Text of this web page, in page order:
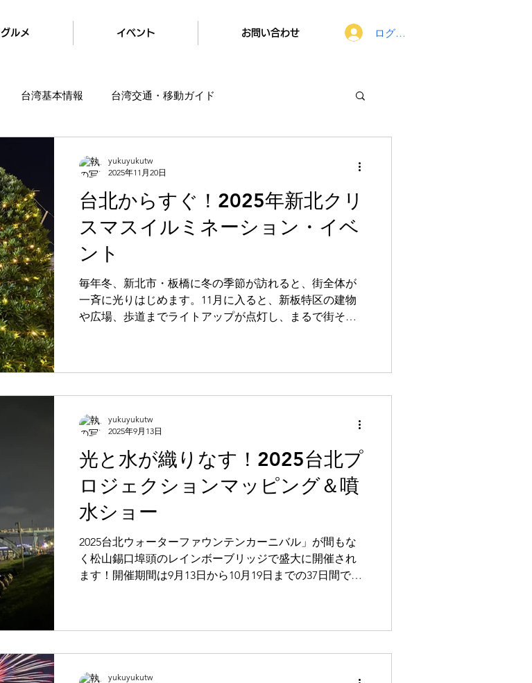
グルメ イベント お問い合わせ ログイン
台湾基本情報 台湾交通・移動ガイド
台北からすぐ！2025年新北クリ
スマスイルミネーション・イベ
ント
毎年冬、新北市・板橋に冬の季節が訪れると、街全体が
一斉に光りはじめます。11月に入ると、新板特区の建物
や広場、歩道までライトアップが点灯し、まるで街その
yukuyukutw
2025年11月20日
光と水が織りなす！2025台北プ
ロジェクションマッピング＆噴
水ショー
2025台北ウォーターファウンテンカーニバル」が間もな
く松山錫口埠頭のレインボーブリッジで盛大に開催され
ます！開催期間は9月13日から10月19日までの37日間で、
リーン」ウォーターパフォーマンスプラットフォームを
新設し、規模や特殊効果を全面的にアップグレードしま
yukuyukutw
2025年9月13日
yukuyukutw